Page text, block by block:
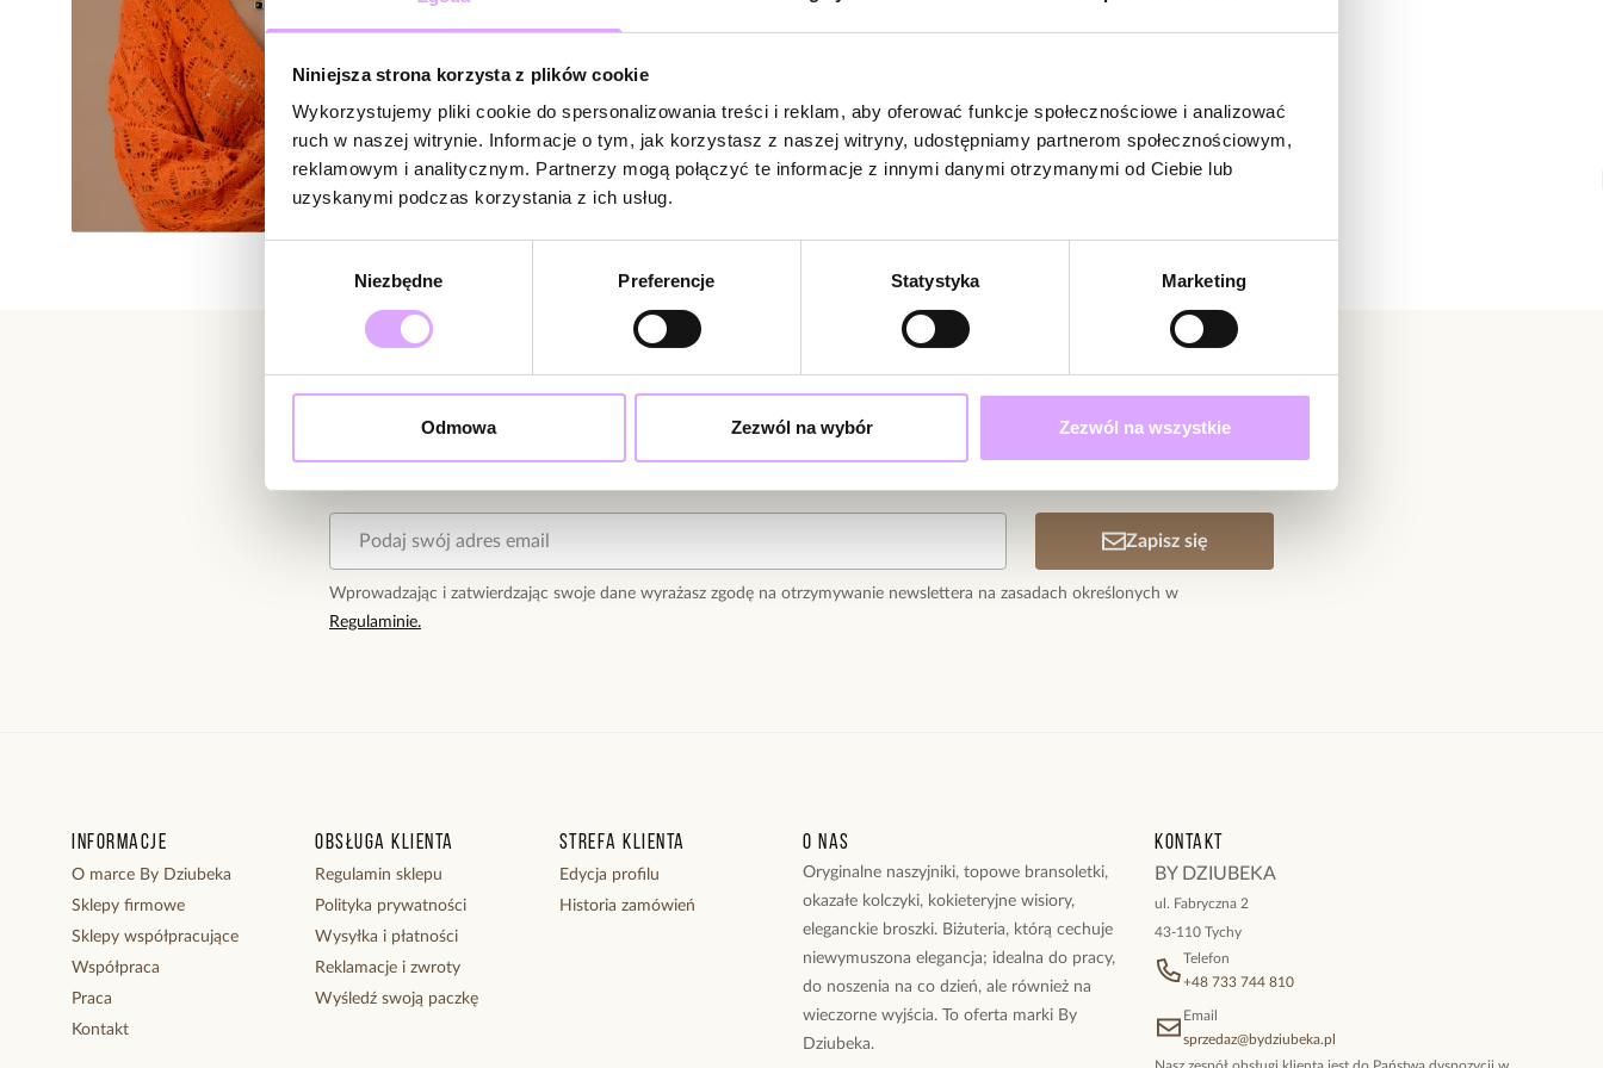
Niniejsza strona korzysta z plików cookie
Wykorzystujemy pliki cookie do spersonalizowania treści i reklam, aby oferować funkcje społecznościowe i analizować
ruch w naszej witrynie. Informacje o tym, jak korzystasz z naszej witryny, udostępniamy partnerom społecznościowym,
reklamowym i analitycznym. Partnerzy mogą połączyć te informacje z innymi danymi otrzymanymi od Ciebie lub
uzyskanymi podczas korzystania z ich usług.
Niezbędne Preferencje Statystyka Marketing
Odmowa Zezwól na wybór Zezwól na wszystkie
W naszej witrynie opinie mogą dodawać tylko osoby, które
Dodaj opinię
Newsletter
Bądź na bieżąco z nowościami i promocjami!
Zapisz się
Wprowadzając i zatwierdzając swoje dane wyrażasz zgodę na otrzymywanie newslettera na zasadach określonych w
Regulaminie.
Informacje
O marce By Dziubeka
Sklepy firmowe
Sklepy współpracujące
Współpraca
Praca
Kontakt
Obsługa klienta
Regulamin sklepu
Polityka prywatności
Wysyłka i płatności
Reklamacje i zwroty
Wyśledź swoją paczkę
Strefa klienta
Edycja profilu
Historia zamówień
O nas
Oryginalne naszyjniki, topowe bransoletki,
okazałe kolczyki, kokieteryjne wisiory,
eleganckie broszki. Biżuteria, którą cechuje
niewymuszona elegancja; idealna do pracy,
do noszenia na co dzień, ale również na
wieczorne wyjścia. To oferta marki By
Dziubeka.
Kontakt
BY DZIUBEKA
ul. Fabryczna 2
43-110 Tychy
Telefon
+48 733 744 810
Email
sprzedaz@bydziubeka.pl